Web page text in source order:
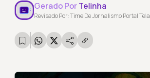
Gerado PorTelinha
Revisado Por: Time De Jornalismo Portal Tela